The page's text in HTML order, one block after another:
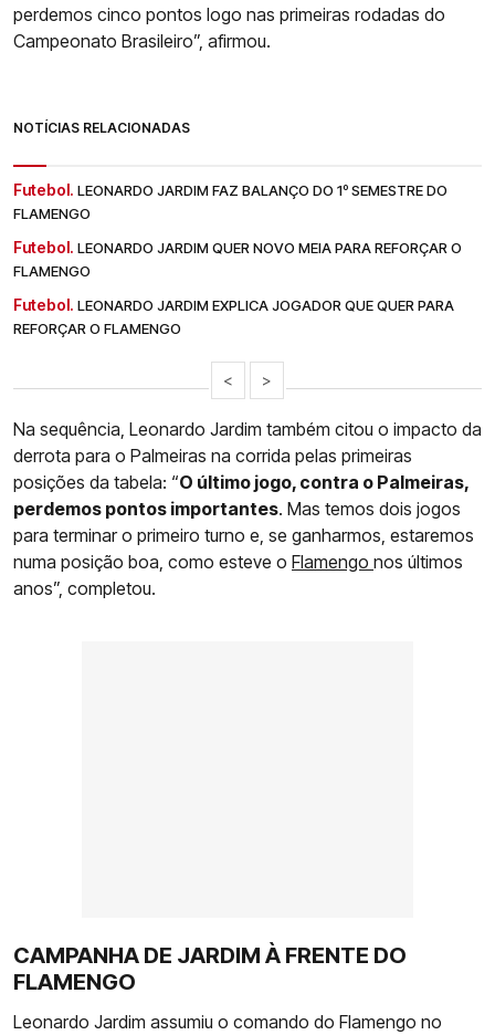
perdemos cinco pontos logo nas primeiras rodadas do
Campeonato Brasileiro”, afirmou.
NOTÍCIAS RELACIONADAS
Futebol. LEONARDO JARDIM FAZ BALANÇO DO 1º SEMESTRE DO
FLAMENGO
Futebol. LEONARDO JARDIM QUER NOVO MEIA PARA REFORÇAR O
FLAMENGO
Futebol. LEONARDO JARDIM EXPLICA JOGADOR QUE QUER PARA
REFORÇAR O FLAMENGO
< >
Na sequência, Leonardo Jardim também citou o impacto da
derrota para o Palmeiras na corrida pelas primeiras
posições da tabela: “O último jogo, contra o Palmeiras,
perdemos pontos importantes. Mas temos dois jogos
para terminar o primeiro turno e, se ganharmos, estaremos
numa posição boa, como esteve o Flamengo nos últimos
anos”, completou.
CAMPANHA DE JARDIM À FRENTE DO
FLAMENGO
Leonardo Jardim assumiu o comando do Flamengo no